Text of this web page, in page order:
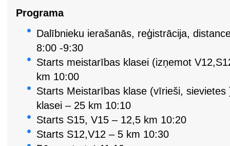
Programa
Dalībnieku ierašanās, reģistrācija,
8:00 -9:30
Starts meistarības klasei (izņemot
km 10:00
Starts Meistarības klase (vīrieši,
klasei – 25 km 10:10
Starts S15, V15 – 12,5 km 10:20
Starts S12,V12 – 5 km 10:30